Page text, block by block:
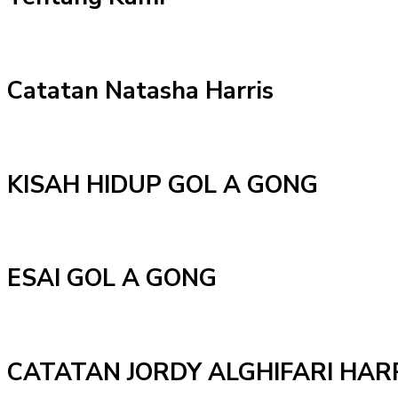
Catatan Natasha Harris
KISAH HIDUP GOL A GONG
ESAI GOL A GONG
CATATAN JORDY ALGHIFARI